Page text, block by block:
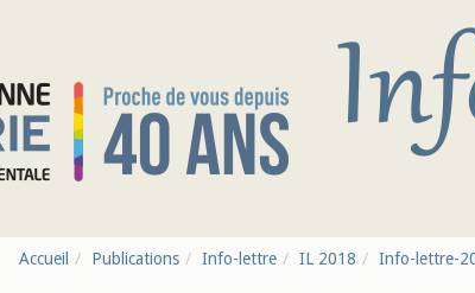
Accueil Publications Info-lettre IL 2018 Info-lettre-